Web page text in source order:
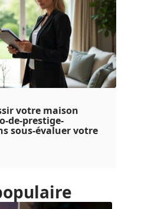
votre maison
de-prestige-
sous-évaluer votre